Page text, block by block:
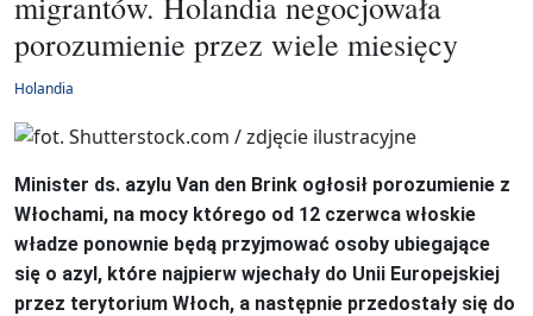
porozumienie przez wiele miesięcy
Holandia
Minister ds. azylu Van den Brink ogłosił porozumienie z
Włochami, na mocy którego od 12 czerwca włoskie
władze ponownie będą przyjmować osoby ubiegające
się o azyl, które najpierw wjechały do Unii Europejskiej
przez terytorium Włoch, a następnie przedostały się do